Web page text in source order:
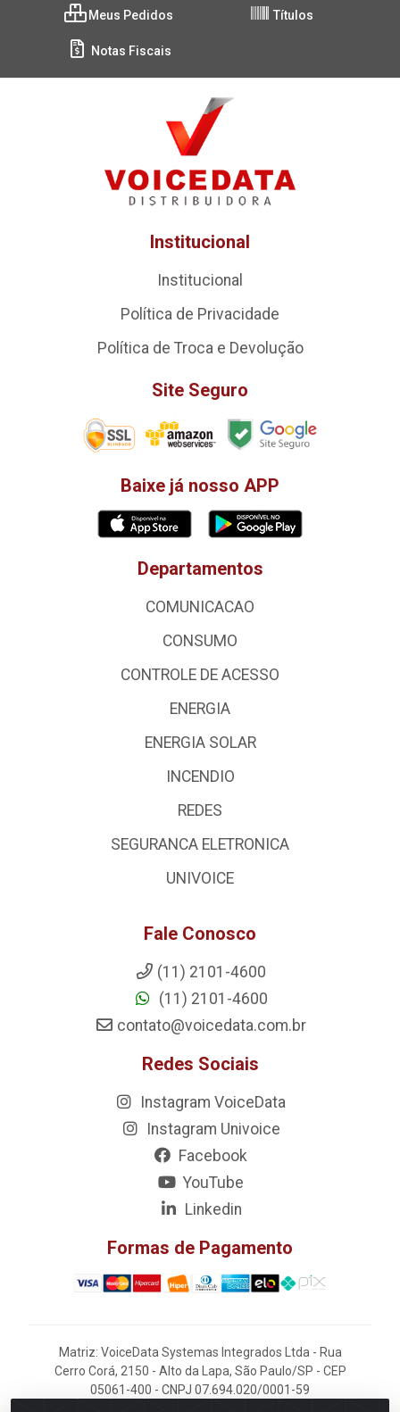
Meus Pedidos Títulos
Notas Fiscais
Institucional
Institucional
Política de Privacidade
Política de Troca e Devolução
Site Seguro
Baixe já nosso APP
Departamentos
COMUNICACAO
CONSUMO
CONTROLE DE ACESSO
ENERGIA
ENERGIA SOLAR
INCENDIO
REDES
SEGURANCA ELETRONICA
UNIVOICE
Fale Conosco
(11) 2101-4600
(11) 2101-4600
contato@voicedata.com.br
Redes Sociais
Instagram VoiceData
Instagram Univoice
Facebook
YouTube
Linkedin
Formas de Pagamento
Matriz: VoiceData Systemas Integrados Ltda - Rua
Cerro Corá, 2150 - Alto da Lapa, São Paulo/SP - CEP
05061-400 - CNPJ 07.694.020/0001-59